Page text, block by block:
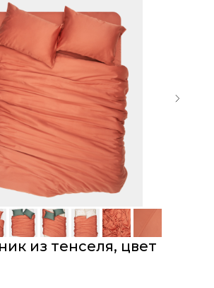
из тенселя, цвет